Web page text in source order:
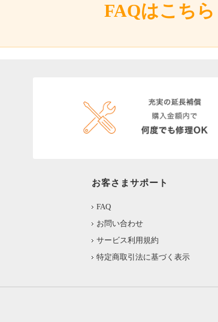
FAQはこちら
お客さまサポート
FAQ
お問い合わせ
サービス利用規約
特定商取引法に基づく表示